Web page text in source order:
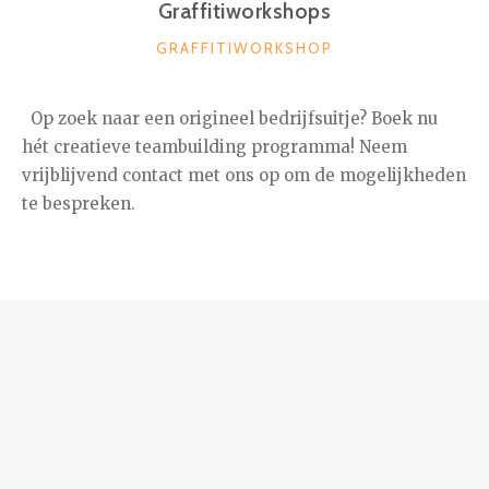
Graffitiworkshops
CATEGORIEËN
GRAFFITIWORKSHOP
Op zoek naar een origineel bedrijfsuitje? Boek nu
hét creatieve teambuilding programma! Neem
vrijblijvend contact met ons op om de mogelijkheden
te bespreken.